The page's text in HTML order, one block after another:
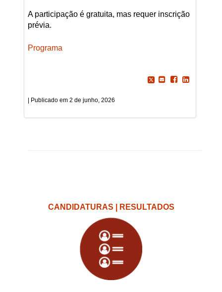
A participação é gratuita, mas requer inscrição
prévia.
Programa
2 de junho, 2026
CANDIDATURAS | RESULTADOS